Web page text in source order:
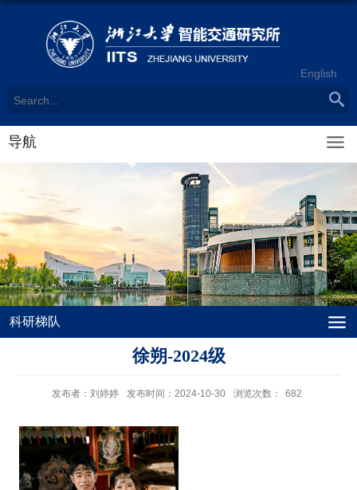
English
导航
科研梯队
徐朔-2024级
发布者：刘婷婷 发布时间：2024-10-30 浏览次数： 682